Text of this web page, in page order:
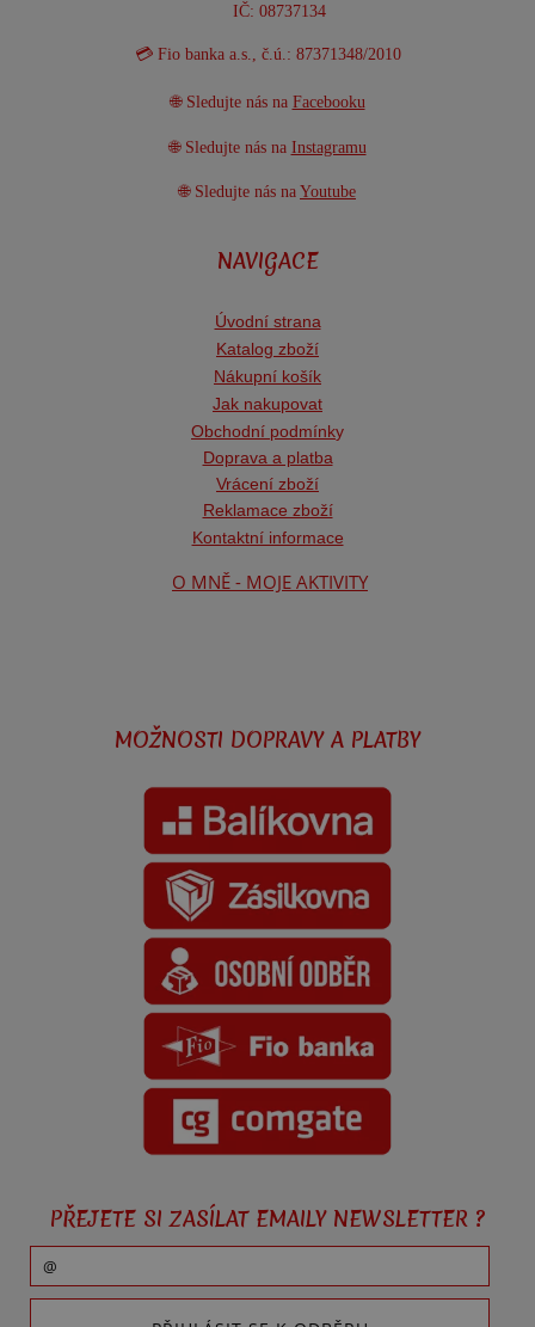
IČ: 08737134
💳 Fio banka a.s., č.ú.: 87371348/2010
🌐 Sledujte nás na Facebooku
🌐 Sledujte nás na Instagramu
🌐 Sledujte nás na Youtube
NAVIGACE
Úvodní strana
Katalog zboží
Nákupní košík
Jak nakupovat
Obchodní podmínky
Doprava a platba
Vrácení zboží
Reklamace zboží
Kontaktní informace
O MNĚ - MOJE AKTIVITY
MOŽNOSTI DOPRAVY A PLATBY
PŘEJETE SI ZASÍLAT EMAILY NEWSLETTER ?